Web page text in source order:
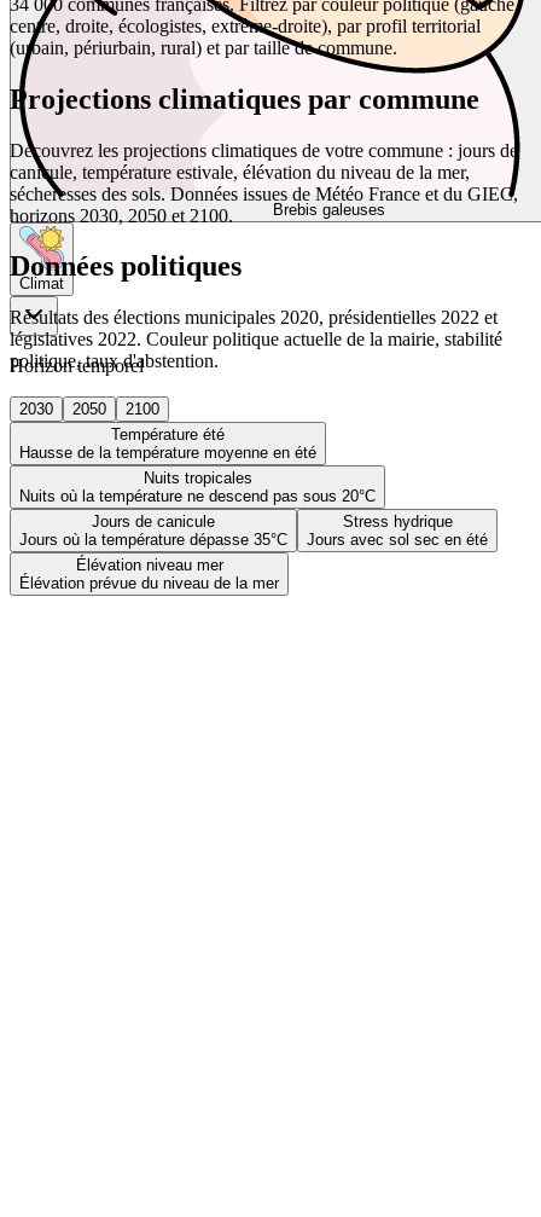
Brebis galeuses
Climat
Horizon temporel
2030 2050
2100
Température été
Hausse de la température moyenne en été
Nuits tropicales
Nuits où la température ne descend pas sous 20°C
Jours de canicule
Jours où la température dépasse 35°C
Stress hydrique
Jours avec sol sec en été
Élévation niveau mer
Élévation prévue du niveau de la mer
centre, droite, écologistes, extrême-droite), par profil territorial
(urbain, périurbain, rural) et par taille de commune.
Projections climatiques par commune
Découvrez les projections climatiques de votre commune : jours de
canicule, température estivale, élévation du niveau de la mer,
sécheresses des sols. Données issues de Météo France et du GIEC,
horizons 2030, 2050 et 2100.
Données politiques
Résultats des élections municipales 2020, présidentielles 2022 et
législatives 2022. Couleur politique actuelle de la mairie, stabilité
politique, taux d'abstention.